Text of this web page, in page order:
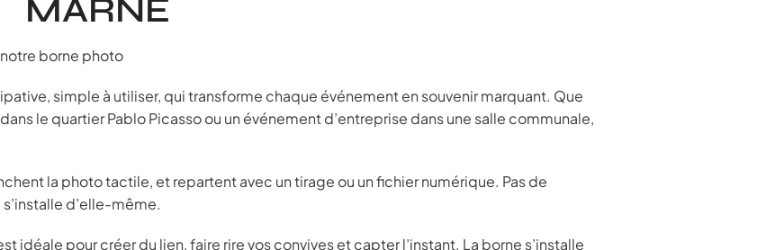
MARNE
borne photo
simple à utiliser, qui transforme chaque événement en souvenir marquant. Que
le quartier Pablo Picasso ou un événement d’entreprise dans une salle communale,
la photo tactile, et repartent avec un tirage ou un fichier numérique. Pas de
d’elle-même.
pour créer du lien, faire rire vos convives et capter l’instant. La borne s’installe